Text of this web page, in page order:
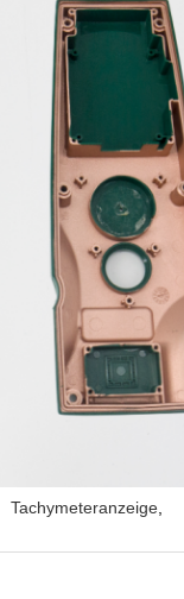
Tachymeteranzeige